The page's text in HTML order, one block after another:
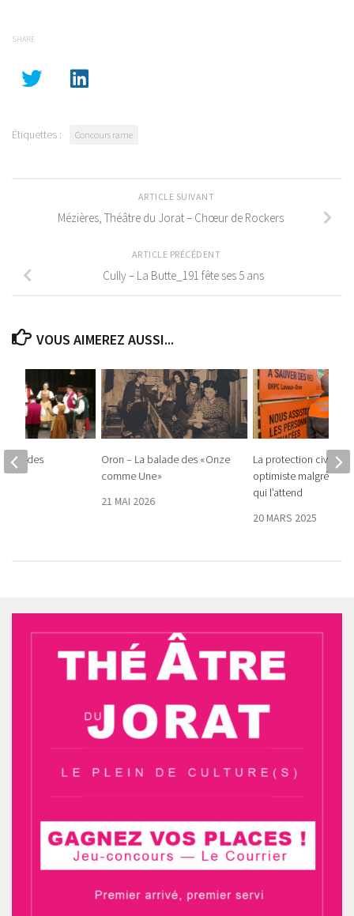
SHARE
Étiquettes : Concours rame
ARTICLE SUIVANT
Mézières, Théâtre du Jorat – Chœur de Rockers
ARTICLE PRÉCÉDENT
Cully – La Butte_191 fête ses 5 ans
VOUS AIMEREZ AUSSI...
Oron – La balade des « Onze
comme Une »
21 MAI 2026
La protection civile
optimiste malgré la
qui l’attend
20 MARS 2025
des